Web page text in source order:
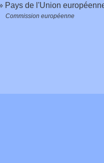
Pays de l'Union
Commission européenne